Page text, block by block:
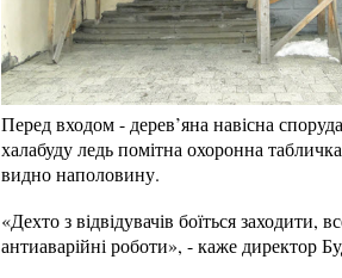
Перед входом - дерев’яна навісна
халабуду ледь помітна охоронна
видно наполовину.
«Дехто з відвідувачів боїться
антиаварійні роботи», - каже директор